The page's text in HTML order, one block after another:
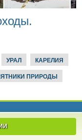
УРАЛ КАРЕЛИЯ
ПРИРОДЫ